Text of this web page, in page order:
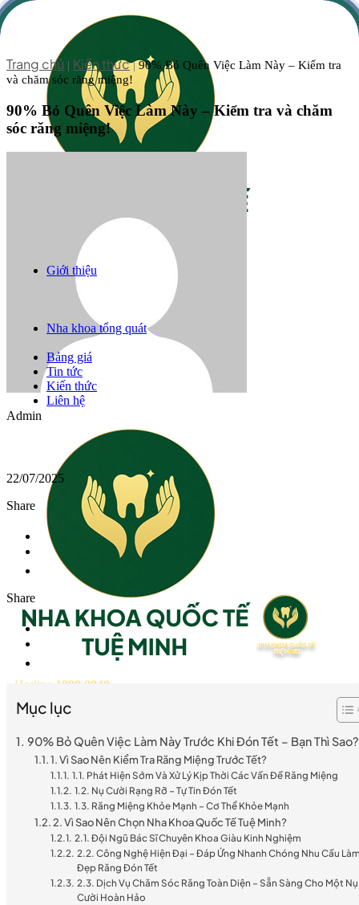
Giới thiệu
Răng sứ thẩm mỹ
Niềng răng
Trồng răng implant
Nha khoa tổng quát
Câu chuyện khách hàng
Bảng giá
Tin tức
Kiến thức
Liên hệ
Hotline 1800 0040
Trang chủ | Kiến thức|90% Bỏ Quên Việc Làm Này – Kiểm tra
và chăm sóc răng miệng!
90% Bỏ Quên Việc Làm Này – Kiểm tra và chăm
sóc răng miệng!
Admin
22/07/2025
Share
Share
Mục lục
90% Bỏ Quên Việc Làm Này Trước Khi Đón Tết – Bạn Thì Sao?
1. Vì Sao Nên Kiểm Tra Răng Miệng Trước Tết?
1.1. Phát Hiện Sớm Và Xử Lý Kịp Thời Các Vấn Đề Răng Miệng
1.2. Nụ Cười Rạng Rỡ – Tự Tin Đón Tết
1.3. Răng Miệng Khỏe Mạnh – Cơ Thể Khỏe Mạnh
2. Vì Sao Nên Chọn Nha Khoa Quốc Tế Tuệ Minh?
2.1. Đội Ngũ Bác Sĩ Chuyên Khoa Giàu Kinh Nghiệm
2.2. Công Nghệ Hiện Đại – Đáp Ứng Nhanh Chóng Nhu Cầu
Đẹp Răng Đón Tết
2.3. Dịch Vụ Chăm Sóc Răng Toàn Diện – Sẵn Sàng Cho Một Nụ
Cười Hoàn Hảo